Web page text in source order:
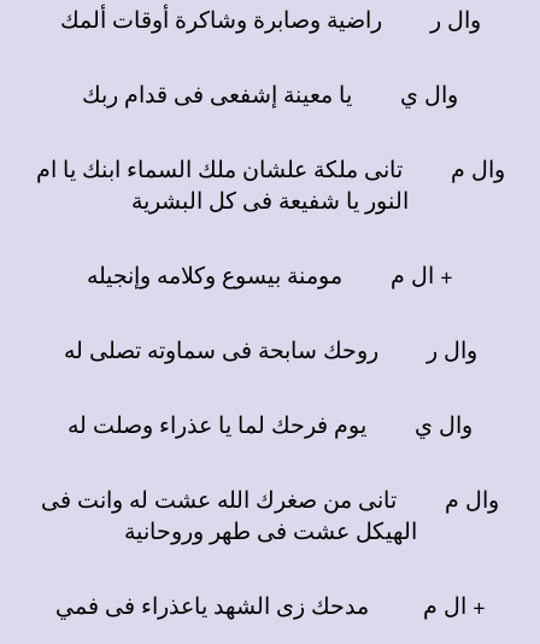
وال ر راضية وصابرة وشاكرة أوقات ألمك
وال ي يا معينة إشفعى فى قدام ربك
وال م تانى ملكة علشان ملك السماء ابنك يا ام
النور يا شفيعة فى كل البشرية
+ ال م مومنة بيسوع وكلامه وإنجيله
وال ر روحك سابحة فى سماوته تصلى له
وال ي يوم فرحك لما يا عذراء وصلت له
وال م تانى من صغرك الله عشت له وانت فى
الهيكل عشت فى طهر وروحانية
+ ال م مدحك زى الشهد ياعذراء فى فمي